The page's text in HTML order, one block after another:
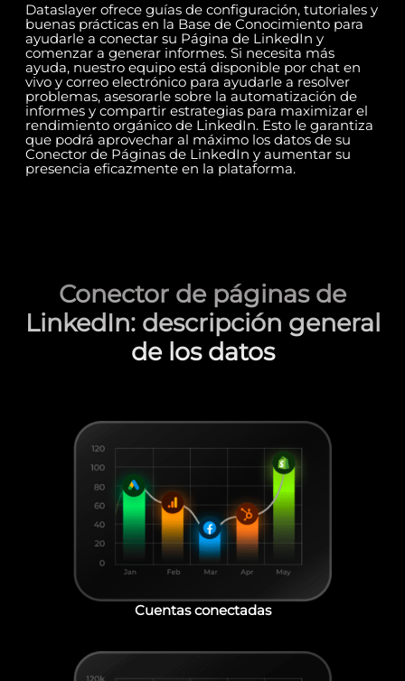
Dataslayer ofrece guías de configuración, tutoriales y
buenas prácticas en la Base de Conocimiento para
ayudarle a conectar su Página de LinkedIn y
comenzar a generar informes. Si necesita más
ayuda, nuestro equipo está disponible por chat en
vivo y correo electrónico para ayudarle a resolver
problemas, asesorarle sobre la automatización de
informes y compartir estrategias para maximizar el
rendimiento orgánico de LinkedIn. Esto le garantiza
que podrá aprovechar al máximo los datos de su
Conector de Páginas de LinkedIn y aumentar su
presencia eficazmente en la plataforma.
Conector de páginas de
LinkedIn: descripción general
de los datos
Cuentas conectadas